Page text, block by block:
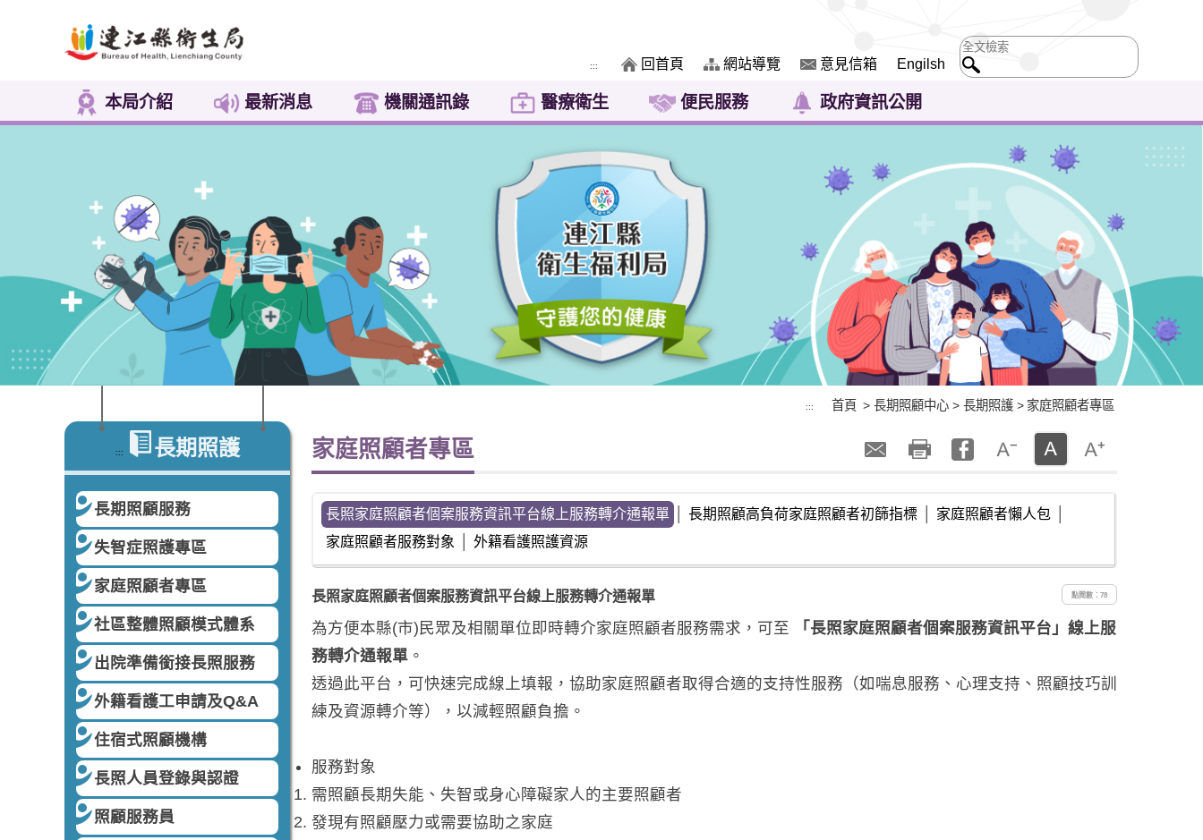
::: 回首頁 網站導覽 意見信箱 Engilsh
本局介紹 最新消息 機關通訊錄 醫療衛生 便民服務 政府資訊公開
::: 長期照護
長期照顧服務
失智症照護專區
家庭照顧者專區
社區整體照顧模式體系
出院準備銜接長照服務
外籍看護工申請及Q&A
住宿式照顧機構
長照人員登錄與認證
照顧服務員
::: 首頁 > 長期照顧中心 > 長期照護 > 家庭照顧者專區
家庭照顧者專區
長照家庭照顧者個案服務資訊平台線上服務轉介通報單 長期照顧高負荷家庭照顧者初篩指標 家庭照顧者懶人包
家庭照顧者服務對象
外籍看護照護資源
長照家庭照顧者個案服務資訊平台線上服務轉介通報單 點閱數：78
為方便本縣(市)民眾及相關單位即時轉介家庭照顧者服務需求，可至
「長照家庭照顧者個案服務資訊平台」線上服
務轉介通報單。
透過此平台，可快速完成線上填報，協助家庭照顧者取得合適的支持性服務（如喘息服務、心理支持、照顧技巧訓
練及資源轉介等），以減輕照顧負擔。
服務對象
需照顧長期失能、失智或身心障礙家人的主要照顧者
發現有照顧壓力或需要協助之家庭